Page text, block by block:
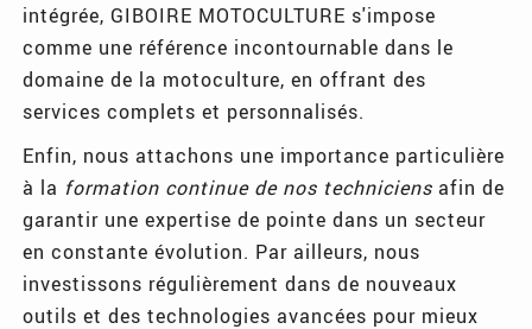
intégrée, GIBOIRE MOTOCULTURE s'impose
comme une référence incontournable dans le
domaine de la motoculture, en offrant des
services complets et personnalisés.
Enfin, nous attachons une importance particulière
à la formation continue de nos techniciens afin de
garantir une expertise de pointe dans un secteur
en constante évolution. Par ailleurs, nous
investissons régulièrement dans de nouveaux
outils et des technologies avancées pour mieux